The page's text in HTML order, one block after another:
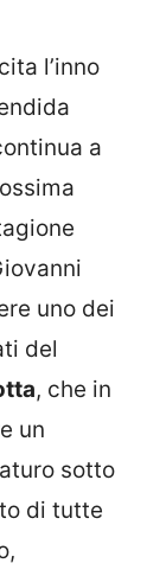
l’inno
a
uno dei
del
, che in
un
sotto
di tutte